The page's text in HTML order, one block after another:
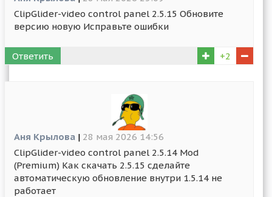
ClipGlider-video control panel 2.5.15 Обновите
версию новую Исправьте ошибки
Ответить +2
Аня Крылова | 28 мая 2026 14:56
ClipGlider-video control panel 2.5.14 Mod
(Premium) Как скачать 2.5.15 сделайте
автоматическую обновление внутри 1.5.14 не
работает